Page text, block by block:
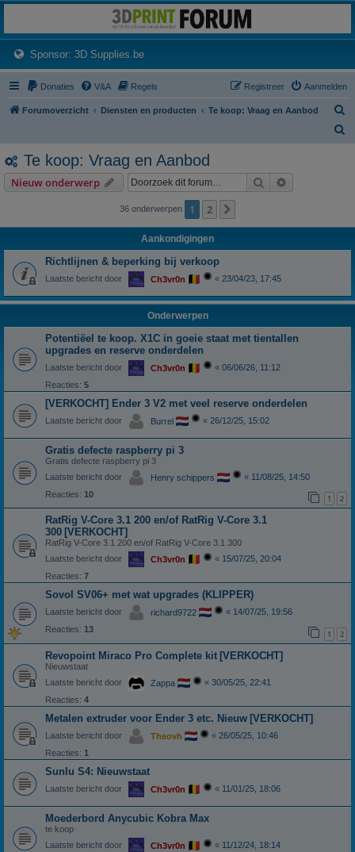
Het 3D print forum van de Benelux na de sluiting van 3dprintforum.nl
Sponsor: 3D Supplies.be(Opens a new tab)
Donaties V&A Regels Aanmelden
Registreer
Forumoverzicht Diensten en producten Te koop: Vraag en Aanbod
Te koop: Vraag en Aanbod
Nieuw onderwerp Zoek
36 onderwerpen 1 2
Aankondigingen
Richtlijnen & beperking bij verkoop
Laatste bericht door Ch3vr0n « 23/04/23, 17:45
Onderwerpen
Potentiëel te koop. X1C in goeie staat met tientallen
upgrades en reserve onderdelen
Laatste bericht door Ch3vr0n « 06/06/26, 11:12
Reacties: 5
[VERKOCHT] Ender 3 V2 met veel reserve onderdelen
Laatste bericht door Burrel « 26/12/25, 15:02
Gratis defecte raspberry pi 3
Gratis defecte raspberry pi 3
Laatste bericht door
Henry schippers « 11/08/25, 14:50
Reacties: 10 1 2
RatRig V-Core 3.1 200 en/of RatRig V-Core 3.1
300 [VERKOCHT]
RatRig V-Core 3.1 200 en/of RatRig V-Core 3.1 300
Laatste bericht door
Ch3vr0n « 15/07/25, 20:04
Reacties: 7
Sovol SV06+ met wat upgrades (KLIPPER)
Laatste bericht door richard9722 « 14/07/25, 19:56
Reacties: 13 1 2
Revopoint Miraco Pro Complete kit [VERKOCHT]
Nieuwstaat
Laatste bericht door
Zappa « 30/05/25, 22:41
Reacties: 4
Metalen extruder voor Ender 3 etc. Nieuw [VERKOCHT]
Laatste bericht door Theovh « 26/05/25, 10:46
Reacties: 1
Sunlu S4: Nieuwstaat
Laatste bericht door Ch3vr0n « 11/01/25, 18:06
Moederbord Anycubic Kobra Max
te koop
Laatste bericht door
Ch3vr0n « 11/12/24, 18:14